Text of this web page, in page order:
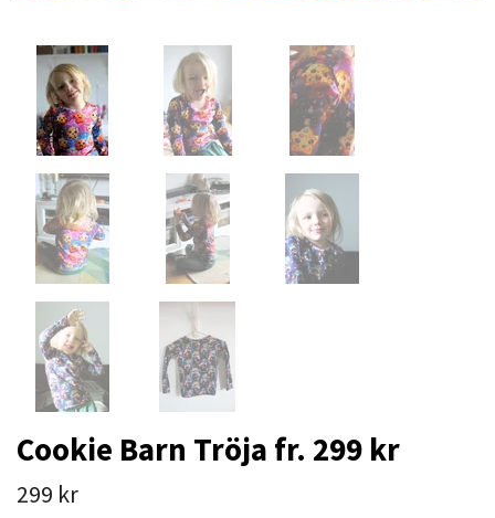
Cookie Barn Tröja fr. 299 kr
299 kr